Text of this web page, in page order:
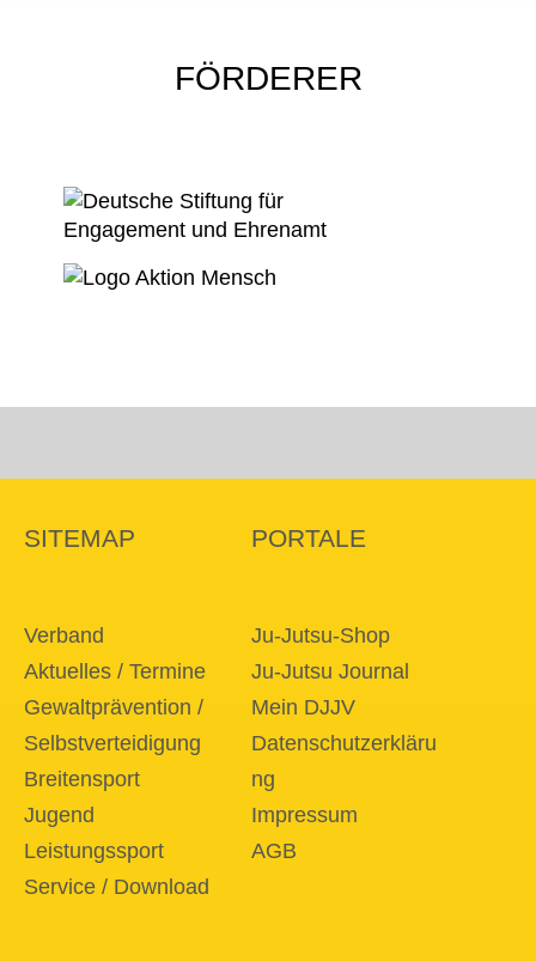
FÖRDERER
SITEMAP
Verband
Aktuelles / Termine
Gewaltprävention /
Selbstverteidigung
Breitensport
Jugend
Leistungssport
Service / Download
PORTALE
Ju-Jutsu-Shop
Ju-Jutsu Journal
Mein DJJV
Datenschutzerkläru
ng
Impressum
AGB